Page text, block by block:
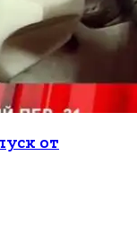
от